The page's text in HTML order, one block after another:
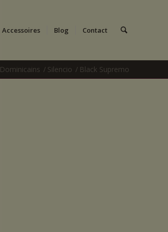
Accessoires Blog Contact
Dominicains / Silencio / Black Supremo